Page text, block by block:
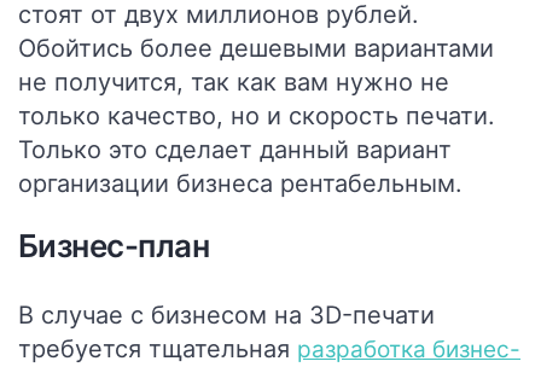
стоят от двух миллионов рублей.
Обойтись более дешевыми вариантами
не получится, так как вам нужно не
только качество, но и скорость печати.
Только это сделает данный вариант
организации бизнеса рентабельным.
Бизнес-план
В случае с бизнесом на 3D-печати
требуется тщательная разработка бизнес-